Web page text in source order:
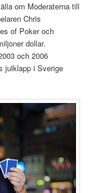
om Moderaterna till
Chris
of Poker och
dollar.
och 2006
julklapp i Sverige